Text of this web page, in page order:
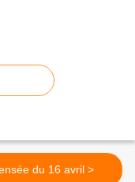
Pensée du 16 avril >